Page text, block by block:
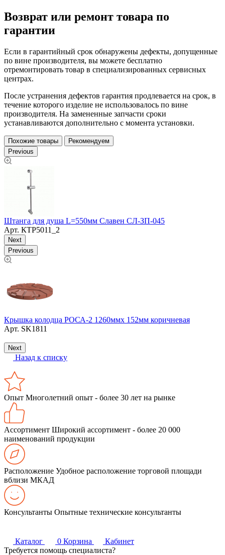
Возврат или ремонт товара по
гарантии
Если в гарантийный срок обнаружены дефекты, допущенные
по вине производителя, вы можете бесплатно
отремонтировать товар в специализированных сервисных
центрах.
После устранения дефектов гарантия продлевается на срок, в
течение которого изделие не использовалось по вине
производителя. На замененные запчасти сроки
устанавливаются дополнительно с момента установки.
Похожие товары
Рекомендуем
Previous
Штанга для душа L=550мм Славен СЛ-ЗП-045
Арт. КТР5011_2
Next
Previous
Крышка колодца РОСА-2 1260ммх 152мм коричневая
Арт. SK1811
Next
Назад к списку
Опыт Многолетний опыт - более 30 лет на рынке
Ассортимент Широкий ассортимент - более 20 000
наименований продукции
Расположение Удобное расположение торговой площади
вблизи МКАД
Консультанты Опытные технические консультанты
Каталог 0 Корзина
Кабинет
Требуется помощь специалиста?